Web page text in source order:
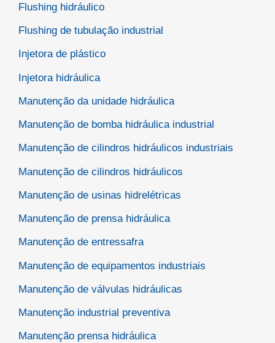
Flushing hidráulico
Flushing de tubulação industrial
Injetora de plástico
Injetora hidráulica
Manutenção da unidade hidráulica
Manutenção de bomba hidráulica industrial
Manutenção de cilindros hidráulicos industriais
Manutenção de cilindros hidráulicos
Manutenção de usinas hidrelétricas
Manutenção de prensa hidráulica
Manutenção de entressafra
Manutenção de equipamentos industriais
Manutenção de válvulas hidráulicas
Manutenção industrial preventiva
Manutenção prensa hidráulica